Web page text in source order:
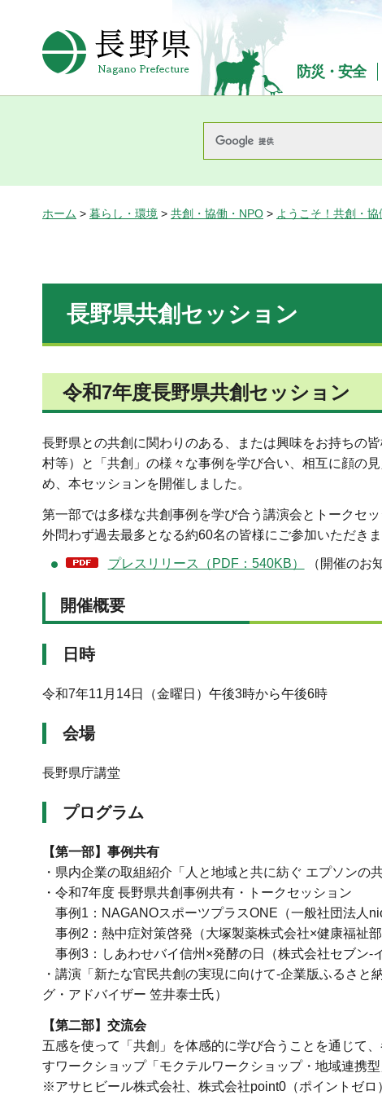
長野県Nagano Prefecture
防災・安全
ホーム > 暮らし・環境 > 共創・協働・NPO > ようこそ！共創・
長野県共創セッション
令和7年度長野県共創セッション
長野県との共創に関わりのある、または興味をお持ちの
村等）と「共創」の様々な事例を学び合い、相互に顔の
め、本セッションを開催しました。
第一部では多様な共創事例を学び合う講演会とトークセ
外問わず過去最多となる約60名の皆様にご参加いただきま
プレスリリース（PDF：540KB） （開催のお
開催概要
日時
令和7年11月14日（金曜日）午後3時から午後6時
会場
長野県庁講堂
プログラム
【第一部】事例共有
・県内企業の取組紹介「人と地域と共に紡ぐ エプソンの
・令和7年度 長野県共創事例共有・トークセッション
事例1：NAGANOスポーツプラスONE（一般社団法人
事例2：熱中症対策啓発（大塚製薬株式会社×健康福祉部
事例3：しあわせバイ信州×発酵の日（株式会社セブン-
・講演「新たな官民共創の実現に向けて-企業版ふるさ
グ・アドバイザー 笠井泰士氏）
【第二部】交流会
五感を使って「共創」を体感的に学び合うことを通じて
すワークショップ「モクテルワークショップ・地域連携
※アサヒビール株式会社、株式会社point0（ポイントゼロ